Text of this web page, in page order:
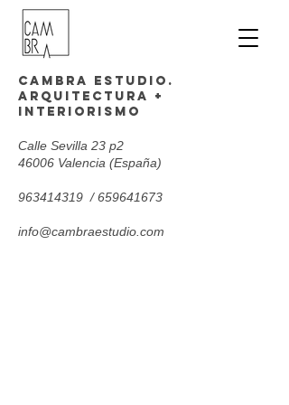
Cambra estudio.
arquitectura +
interiorismo
Calle Sevilla 23 p2
46006 Valencia (España)
963414319 /659641673
info@cambraestudio.com